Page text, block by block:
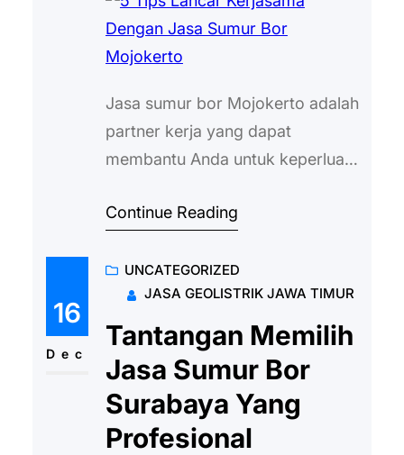
dibutuhkan…
Jasa sumur bor Mojokerto adalah
partner kerja yang dapat
membantu Anda untuk keperluan
dalam melakukan kerja sama ini.
antara client dan pihak penyedia
jasa masih sering terjadi. Banyak
client sering memandang sebagai
majikan di atas penyedia jasa bor
sumur. Di Mojokerto misalnya,
masalah ini membuat hubungan…
Continue Reading
16
Dec
UNCATEGORIZED
JASA GEOLISTRIK JAWA TIMUR
Tantangan Memilih
Jasa Sumur Bor
Surabaya Yang
Profesional